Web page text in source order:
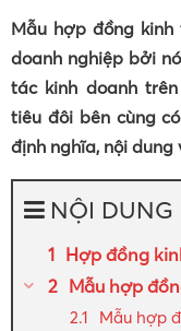
Mẫu hợp đồng
doanh nghiệp bởi
tác kinh doanh
tiêu đôi bên cùng
định nghĩa, nội
NỘI DUNG
Hợp đồng
Mẫu hợp
Mẫu hợp